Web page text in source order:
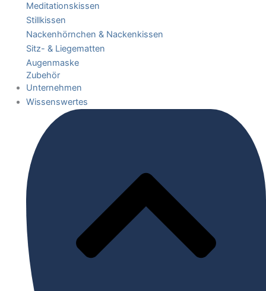
Meditationskissen
Stillkissen
Nackenhörnchen & Nackenkissen
Sitz- & Liegematten
Augenmaske
Zubehör
Unternehmen
Wissenswertes